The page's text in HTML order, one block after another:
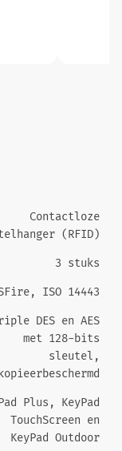
Contactloze
(RFID)
3 stuks
ISO 14443
DES en AES
met 128-bits
sleutel,
kopieerbeschermd
Plus, KeyPad
TouchScreen en
KeyPad Outdoor